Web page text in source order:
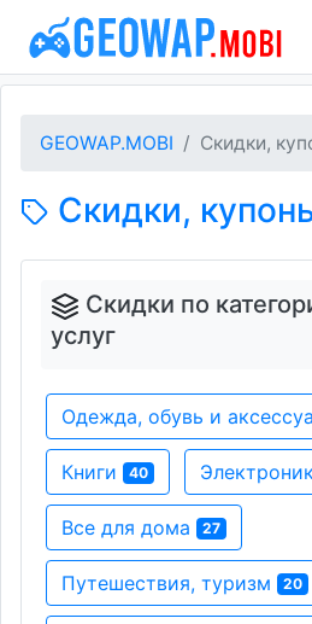
GEOWAP.MOBI Скидки,
Скидки,
Скидки по
услуг
Одежда, обувь и
Книги 40
Все для дома 27
Путешествия, туризм 20